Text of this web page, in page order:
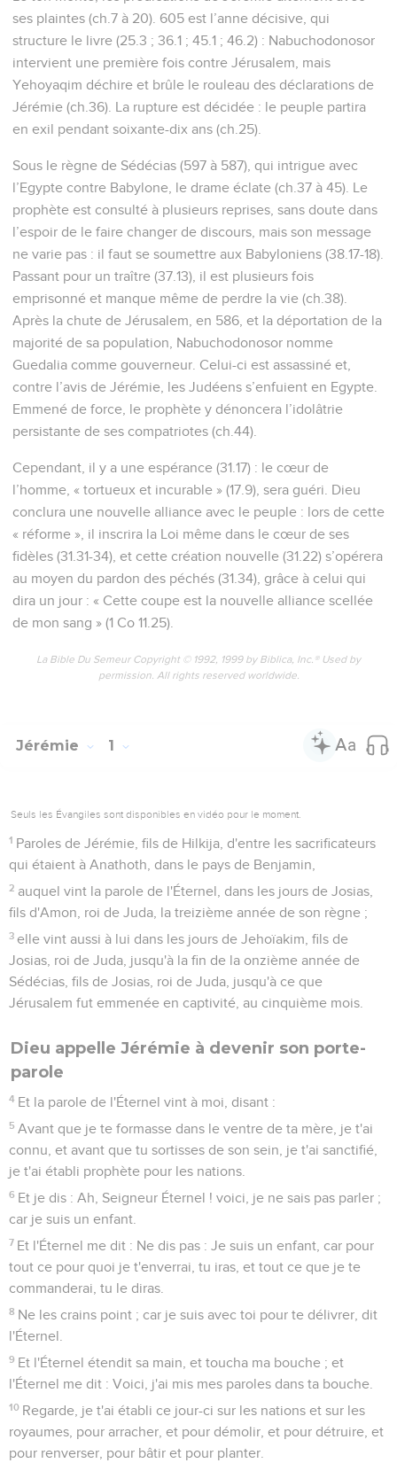
ses plaintes (ch.7 à 20). 605 est l’anne décisive, qui
structure le livre (25.3 ; 36.1 ; 45.1 ; 46.2) : Nabuchodonosor
intervient une première fois contre Jérusalem, mais
Yehoyaqim déchire et brûle le rouleau des déclarations de
Jérémie (ch.36). La rupture est décidée : le peuple partira
en exil pendant soixante-dix ans (ch.25).
Sous le règne de Sédécias (597 à 587), qui intrigue avec
l’Egypte contre Babylone, le drame éclate (ch.37 à 45). Le
prophète est consulté à plusieurs reprises, sans doute dans
l’espoir de le faire changer de discours, mais son message
ne varie pas : il faut se soumettre aux Babyloniens (38.17-18).
Passant pour un traître (37.13), il est plusieurs fois
emprisonné et manque même de perdre la vie (ch.38).
Après la chute de Jérusalem, en 586, et la déportation de la
majorité de sa population, Nabuchodonosor nomme
Guedalia comme gouverneur. Celui-ci est assassiné et,
contre l’avis de Jérémie, les Judéens s’enfuient en Egypte.
Emmené de force, le prophète y dénoncera l’idolâtrie
persistante de ses compatriotes (ch.44).
Cependant, il y a une espérance (31.17) : le cœur de
l’homme, « tortueux et incurable » (17.9), sera guéri. Dieu
conclura une nouvelle alliance avec le peuple : lors de cette
« réforme », il inscrira la Loi même dans le cœur de ses
fidèles (31.31-34), et cette création nouvelle (31.22) s’opérera
au moyen du pardon des péchés (31.34), grâce à celui qui
dira un jour : « Cette coupe est la nouvelle alliance scellée
de mon sang » (1 Co 11.25).
La Bible Du Semeur Copyright © 1992, 1999 by Biblica, Inc.® Used by
permission. All rights reserved worldwide.
Jérémie 1
Seuls les Évangiles sont disponibles en vidéo pour le moment.
1 Paroles de Jérémie, fils de Hilkija, d'entre les sacrificateurs
qui étaient à Anathoth, dans le pays de Benjamin,
2 auquel vint la parole de l'Éternel, dans les jours de Josias,
fils d'Amon, roi de Juda, la treizième année de son règne ;
3 elle vint aussi à lui dans les jours de Jehoïakim, fils de
Josias, roi de Juda, jusqu'à la fin de la onzième année de
Sédécias, fils de Josias, roi de Juda, jusqu'à ce que
Jérusalem fut emmenée en captivité, au cinquième mois.
Dieu appelle Jérémie à devenir son porte-
parole
4 Et la parole de l'Éternel vint à moi, disant :
5 Avant que je te formasse dans le ventre de ta mère, je t'ai
connu, et avant que tu sortisses de son sein, je t'ai sanctifié,
je t'ai établi prophète pour les nations.
6 Et je dis : Ah, Seigneur Éternel ! voici, je ne sais pas parler ;
car je suis un enfant.
7 Et l'Éternel me dit : Ne dis pas : Je suis un enfant, car pour
tout ce pour quoi je t'enverrai, tu iras, et tout ce que je te
commanderai, tu le diras.
8 Ne les crains point ; car je suis avec toi pour te délivrer, dit
l'Éternel.
9 Et l'Éternel étendit sa main, et toucha ma bouche ; et
l'Éternel me dit : Voici, j'ai mis mes paroles dans ta bouche.
10 Regarde, je t'ai établi ce jour-ci sur les nations et sur les
royaumes, pour arracher, et pour démolir, et pour détruire, et
pour renverser, pour bâtir et pour planter.